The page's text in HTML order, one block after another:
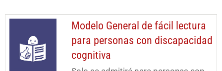
Modelo General de fácil lectura
para personas con discapacidad
cognitiva